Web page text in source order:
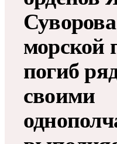
морской
погиб
своими